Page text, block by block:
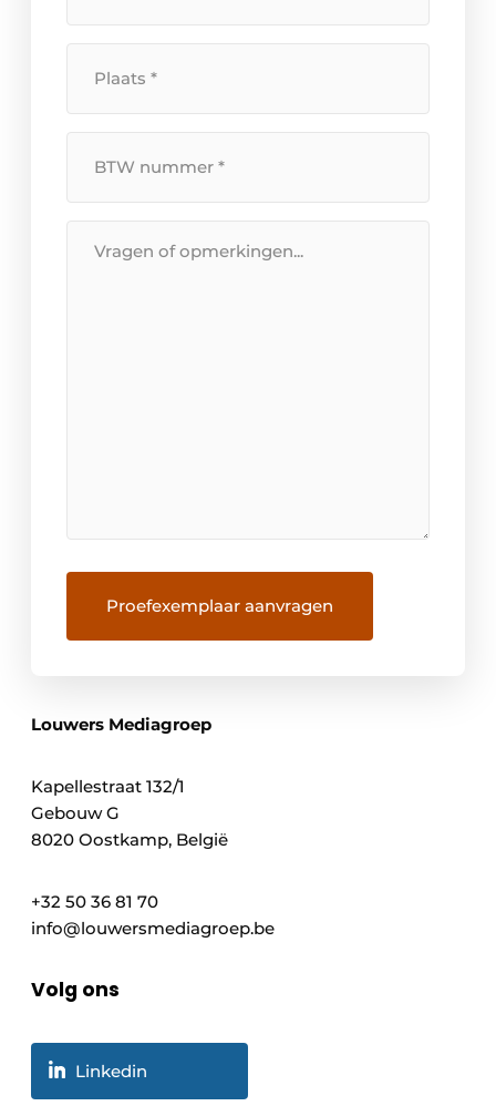
Nummer
*
Louwers Mediagroep
Kapellestraat 132/1
Gebouw G
8020 Oostkamp, België
+32 50 36 81 70
info@louwersmediagroep.be
Volg ons
Linkedin